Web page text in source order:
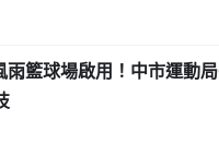
雨籃球場啟用！中市運動